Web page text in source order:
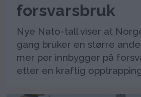
forsvarsbruk
Nye Nato-tall viser at
gang bruker en større
mer per innbygger på
etter en kraftig